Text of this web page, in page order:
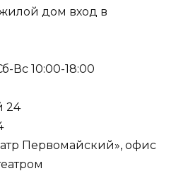
дом вход в
Вс 10:00-18:00
24
Первомайский», офис